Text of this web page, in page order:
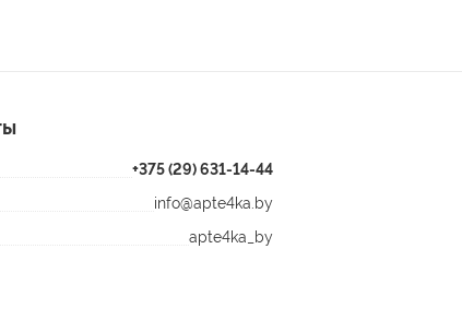
+375 (29) 631-14-44
info@apte4ka.by
apte4ka_by